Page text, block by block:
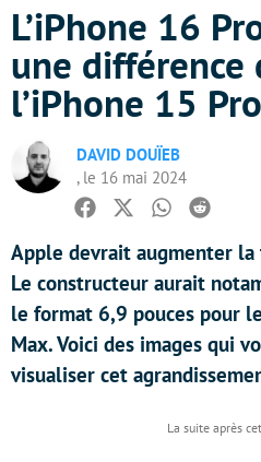
L’iPhone 16
une différence
l’iPhone 15
DAVID DOUÏEB
, le 16 mai 2024
Facebook
TwitterWhatsapp
Reddit
Apple devrait augmenter
Le constructeur aurait
le format 6,9 pouces pour
Max. Voici des images qui
visualiser cet